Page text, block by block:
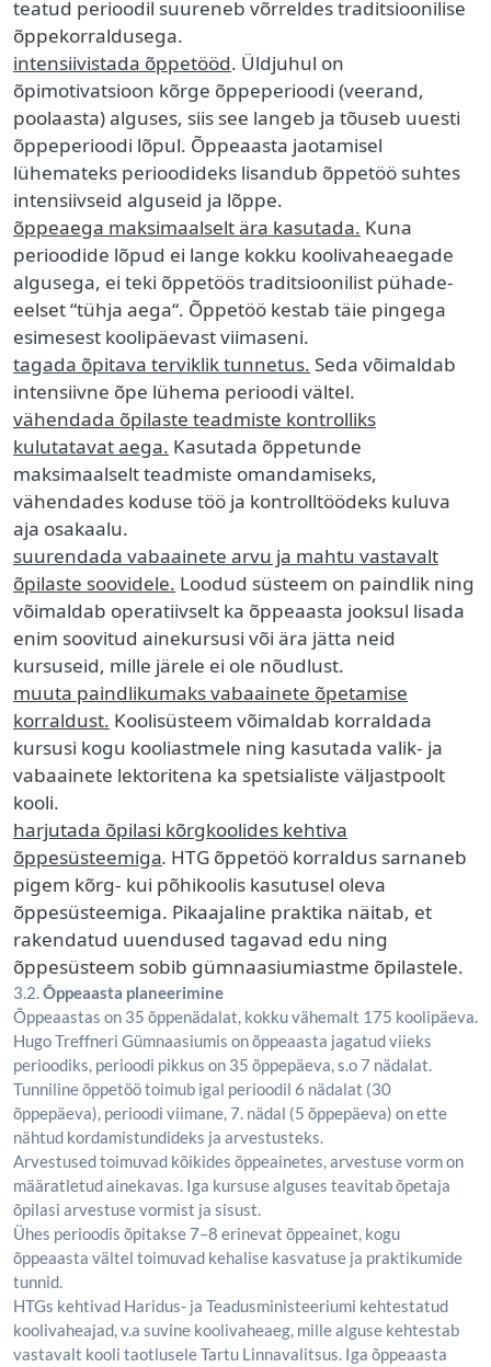
teatud perioodil suureneb võrreldes traditsioonilise
õppekorraldusega.
intensiivistada õppetööd. Üldjuhul on
õpimotivatsioon kõrge õppeperioodi (veerand,
poolaasta) alguses, siis see langeb ja tõuseb uuesti
õppeperioodi lõpul. Õppeaasta jaotamisel
lühemateks perioodideks lisandub õppetöö suhtes
intensiivseid alguseid ja lõppe.
õppeaega maksimaalselt ära kasutada. Kuna
perioodide lõpud ei lange kokku koolivaheaegade
algusega, ei teki õppetöös traditsioonilist pühade-
eelset “tühja aega“. Õppetöö kestab täie pingega
esimesest koolipäevast viimaseni.
tagada õpitava terviklik tunnetus. Seda võimaldab
intensiivne õpe lühema perioodi vältel.
vähendada õpilaste teadmiste kontrolliks
kulutatavat aega. Kasutada õppetunde
maksimaalselt teadmiste omandamiseks,
vähendades koduse töö ja kontrolltöödeks kuluva
aja osakaalu.
suurendada vabaainete arvu ja mahtu vastavalt
õpilaste soovidele. Loodud süsteem on paindlik ning
võimaldab operatiivselt ka õppeaasta jooksul lisada
enim soovitud ainekursusi või ära jätta neid
kursuseid, mille järele ei ole nõudlust.
muuta paindlikumaks vabaainete õpetamise
korraldust. Koolisüsteem võimaldab korraldada
kursusi kogu kooliastmele ning kasutada valik- ja
vabaainete lektoritena ka spetsialiste väljastpoolt
kooli.
harjutada õpilasi kõrgkoolides kehtiva
õppesüsteemiga. HTG õppetöö korraldus sarnaneb
pigem kõrg- kui põhikoolis kasutusel oleva
õppesüsteemiga. Pikaajaline praktika näitab, et
rakendatud uuendused tagavad edu ning
õppesüsteem sobib gümnaasiumiastme õpilastele.
3.2.Õppeaasta planeerimine
Õppeaastas on 35 õppenädalat, kokku vähemalt 175 koolipäeva.
Hugo Treffneri Gümnaasiumis on õppeaasta jagatud viieks
perioodiks, perioodi pikkus on 35 õppepäeva, s.o 7 nädalat.
Tunniline õppetöö toimub igal perioodil 6 nädalat (30
õppepäeva), perioodi viimane, 7. nädal (5 õppepäeva) on ette
nähtud kordamistundideks ja arvestusteks.
Arvestused toimuvad kõikides õppeainetes, arvestuse vorm on
määratletud ainekavas. Iga kursuse alguses teavitab õpetaja
õpilasi arvestuse vormist ja sisust.
Ühes perioodis õpitakse 7–8 erinevat õppeainet, kogu
õppeaasta vältel toimuvad kehalise kasvatuse ja praktikumide
tunnid.
HTGs kehtivad Haridus- ja Teadusministeeriumi kehtestatud
koolivaheajad, v.a suvine koolivaheaeg, mille alguse kehtestab
vastavalt kooli taotlusele Tartu Linnavalitsus. Iga õppeaasta